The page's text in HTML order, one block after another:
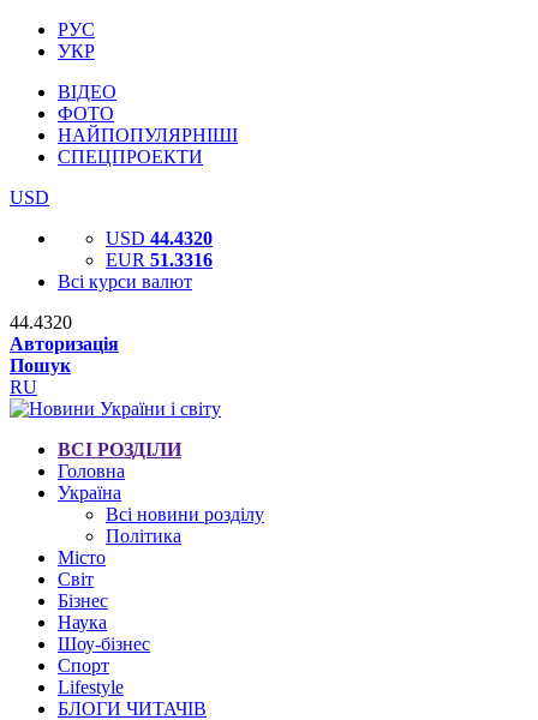
РУС
УКР
ВІДЕО
ФОТО
НАЙПОПУЛЯРНІШІ
СПЕЦПРОЕКТИ
USD
USD 44.4320
EUR 51.3316
Всі курси валют
44.4320
Авторизація
Пошук
RU
ВСІ РОЗДІЛИ
Головна
Україна
Всі новини розділу
Політика
Місто
Світ
Бізнес
Наука
Шоу-бізнес
Спорт
Lifestyle
БЛОГИ ЧИТАЧІВ